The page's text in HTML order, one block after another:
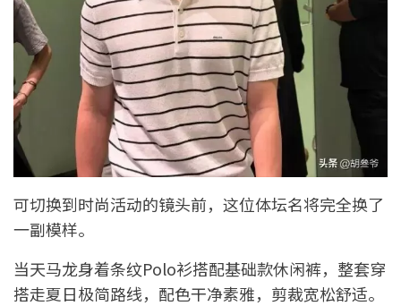
可切换到时尚活动的镜头前，这位体坛名将完全换了
一副模样。
当天马龙身着条纹Polo衫搭配基础款休闲裤，整套穿
搭走夏日极简路线，配色干净素雅，剪裁宽松舒适。